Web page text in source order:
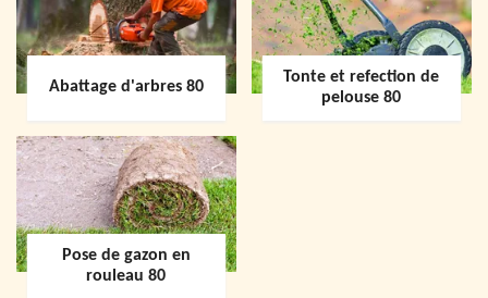
Abattage d'arbres 80
Tonte et refection de
pelouse 80
Pose de gazon en
rouleau 80